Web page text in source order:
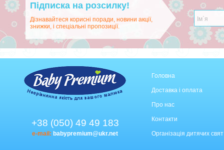
Підписка на розсилку!
Дізнавайтеся корисні поради, новини акції,
знижки, і спеціальні пропозиції.
+38 (050) 49 49 183
e-mail: babypremium@ukr.net
Головна
Доставка і оплата
Про нас
Контакти
Організація дитячих свят